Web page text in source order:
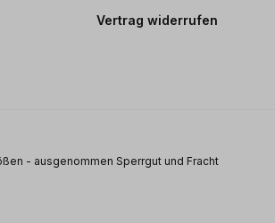
Vertrag widerrufen
- ausgenommen Sperrgut und Fracht